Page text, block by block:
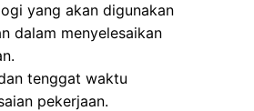
yang akan digunakan
dalam menyelesaikan
tenggat waktu
pekerjaan.